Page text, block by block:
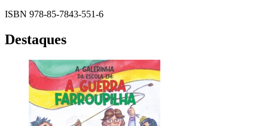
ISBN 978-85-7843-551-6
Destaques